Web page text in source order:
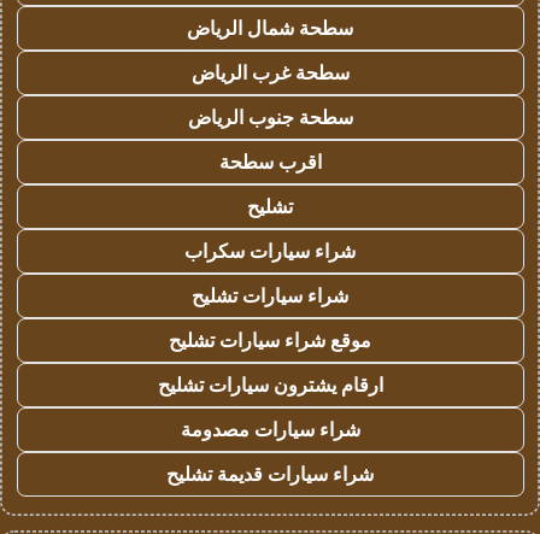
سطحة شمال الرياض
سطحة غرب الرياض
سطحة جنوب الرياض
اقرب سطحة
تشليح
شراء سيارات سكراب
شراء سيارات تشليح
موقع شراء سيارات تشليح
ارقام يشترون سيارات تشليح
شراء سيارات مصدومة
شراء سيارات قديمة تشليح